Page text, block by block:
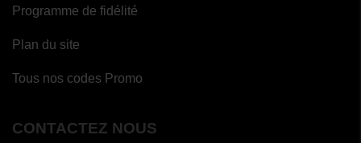
Programme de fidélité
Plan du site
Tous nos codes Promo
CONTACTEZ NOUS